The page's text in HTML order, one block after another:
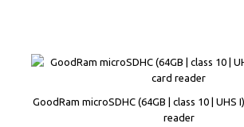
GoodRam microSDHC (64GB | class 10 | UHS
reader